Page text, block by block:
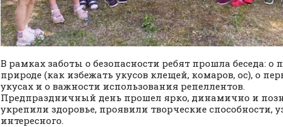
В рамках заботы о безопасности ребят прошла беседа: о
природе (как избежать укусов клещей, комаров, ос), о
укусах и о важности использования репеллентов.
Предпраздничный день прошел ярко, динамично и
укрепили здоровье, проявили творческие способности,
интересного.